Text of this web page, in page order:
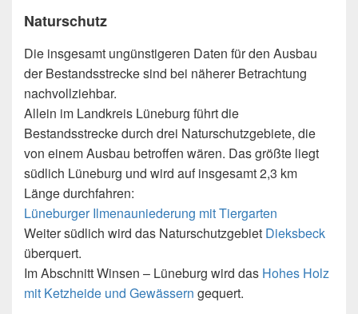
Naturschutz
Die insgesamt ungünstigeren Daten für den Ausbau
der Bestandsstrecke sind bei näherer Betrachtung
nachvollziehbar.
Allein im Landkreis Lüneburg führt die
Bestandsstrecke durch drei Naturschutzgebiete, die
von einem Ausbau betroffen wären. Das größte liegt
südlich Lüneburg und wird auf insgesamt 2,3 km
Länge durchfahren:
Lüneburger Ilmenauniederung mit Tiergarten
Weiter südlich wird das Naturschutzgebiet Dieksbeck
überquert.
Im Abschnitt Winsen – Lüneburg wird das Hohes Holz
mit Ketzheide und Gewässern gequert.